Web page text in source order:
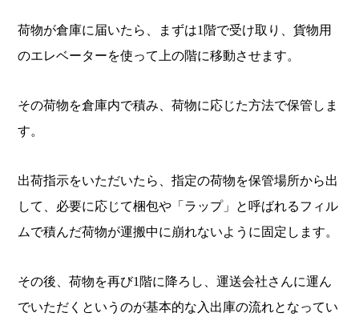
荷物が倉庫に届いたら、まずは1階で受け取り、貨物用
のエレベーターを使って上の階に移動させます。
その荷物を倉庫内で積み、荷物に応じた方法で保管しま
す。
出荷指示をいただいたら、指定の荷物を保管場所から出
して、必要に応じて梱包や「ラップ」と呼ばれるフィル
ムで積んだ荷物が運搬中に崩れないように固定します。
その後、荷物を再び1階に降ろし、運送会社さんに運ん
でいただくというのが基本的な入出庫の流れとなってい